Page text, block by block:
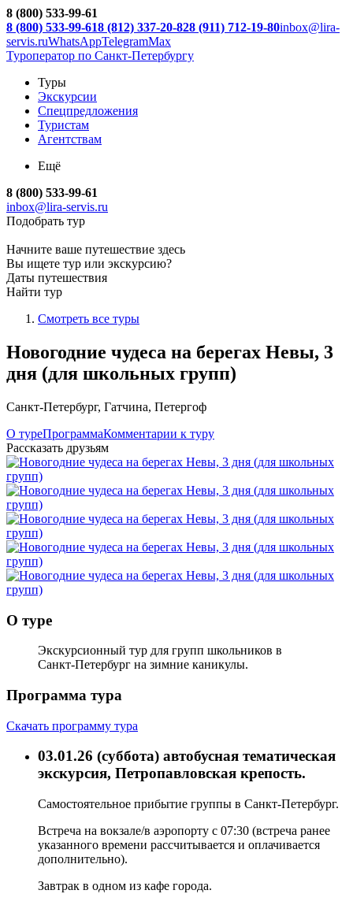
8 (800) 533-99-61
8 (800) 533-99-618 (812) 337-20-828 (911) 712-19-80inbox@lira-
servis.ruWhatsAppTelegramMax
Туроператор по Санкт-Петербургу
Туры
Экскурсии
Спецпредложения
Туристам
Агентствам
Ещё
8 (800) 533-99-61
inbox@lira-servis.ru
Подобрать тур
Начните ваше путешествие здесь
Вы ищете тур или экскурсию?
Даты путешествия
Найти тур
Смотреть все туры
Новогодние чудеса на берегах Невы, 3
дня (для школьных групп)
Санкт-Петербург, Гатчина, Петергоф
О туреПрограммаКомментарии к туру
Рассказать друзьям
О туре
Экскурсионный тур для групп школьников в
Санкт-Петербург на зимние каникулы.
Программа тура
Скачать программу тура
03.01.26 (суббота) автобусная тематическая
экскурсия, Петропавловская крепость.
Самостоятельное прибытие группы в Санкт-Петербург.
Встреча на вокзале/в аэропорту с 07:30 (встреча ранее
указанного времени рассчитывается и оплачивается
дополнительно).
Завтрак в одном из кафе города.